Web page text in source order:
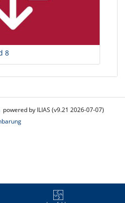
8
powered by ILIAS (v9.21 2026-07-07)